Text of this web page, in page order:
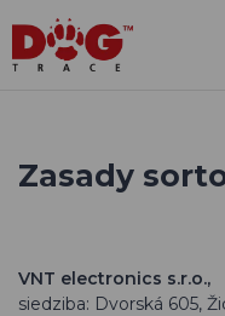
Zasady
VNT electronics s.r.o.,
siedziba: Dvorská 605,